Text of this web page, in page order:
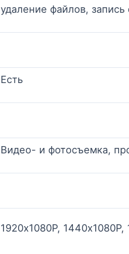
удаление файлов, запись
Есть
Видео- и фотосъемка,
1920х1080P,